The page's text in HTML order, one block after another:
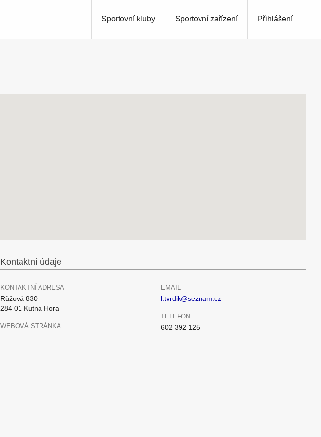
Přihlášení
Sportovní kluby Sportovní zařízení
Kontaktní údaje
KONTAKTNÍ ADRESA
Růžová 830
284 01 Kutná Hora
WEBOVÁ STRÁNKA
EMAIL
l.tvrdik@seznam.cz
TELEFON
602 392 125